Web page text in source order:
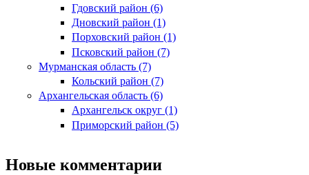
Гдовский район (6)
Дновский район (1)
Порховский район (1)
Псковский район (7)
Мурманская область (7)
Кольский район (7)
Архангельская область (6)
Архангельск округ (1)
Приморский район (5)
Новые комментарии